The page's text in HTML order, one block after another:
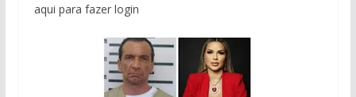
aqui para fazer login